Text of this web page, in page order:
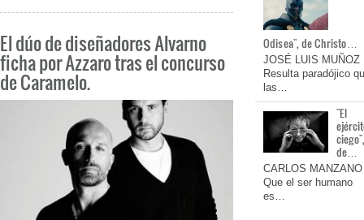
El dúo de diseñadores Alvarno
ficha por Azzaro tras el concurso
de Caramelo.
Odisea", de Christo…
JOSÉ LUIS MUÑOZ
Resulta paradójico
las…
"El
de…
CARLOS MANZANO
Que el ser humano
es…